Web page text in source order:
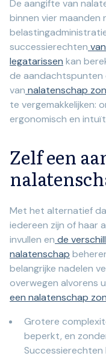
De aangifte van
binnen vier maanden
successierechten
legatarissen kan
de aandachtspunten
van nalatenschap
te vergemakkelijken:
ergonomisch en
Zelf een
Met het alternatief
iedereen zijn of haar
invullen en de
nalatenschap
belangrijke nadelen
overwegen alvorens
een nalatenschap
Grotere
beperkt, en
Successierechten